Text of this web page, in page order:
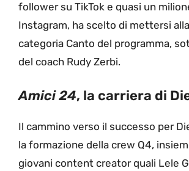
follower su TikTok e quasi un
Instagram, ha scelto di mettersi
categoria Canto del programma,
del coach Rudy Zerbi.
Amici 24, la carriera di
Il cammino verso il successo per
la formazione della crew Q4,
giovani content creator quali Lele